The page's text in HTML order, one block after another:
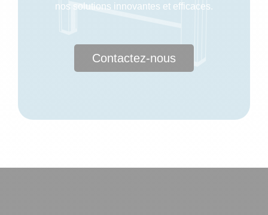
nos solutions innovantes et efficaces.
Contactez-nous